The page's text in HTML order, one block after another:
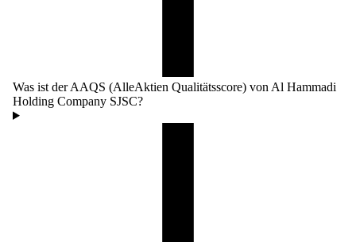
Was ist der AAQS (AlleAktien Qualitätsscore) von Al Hammadi
Holding Company SJSC?